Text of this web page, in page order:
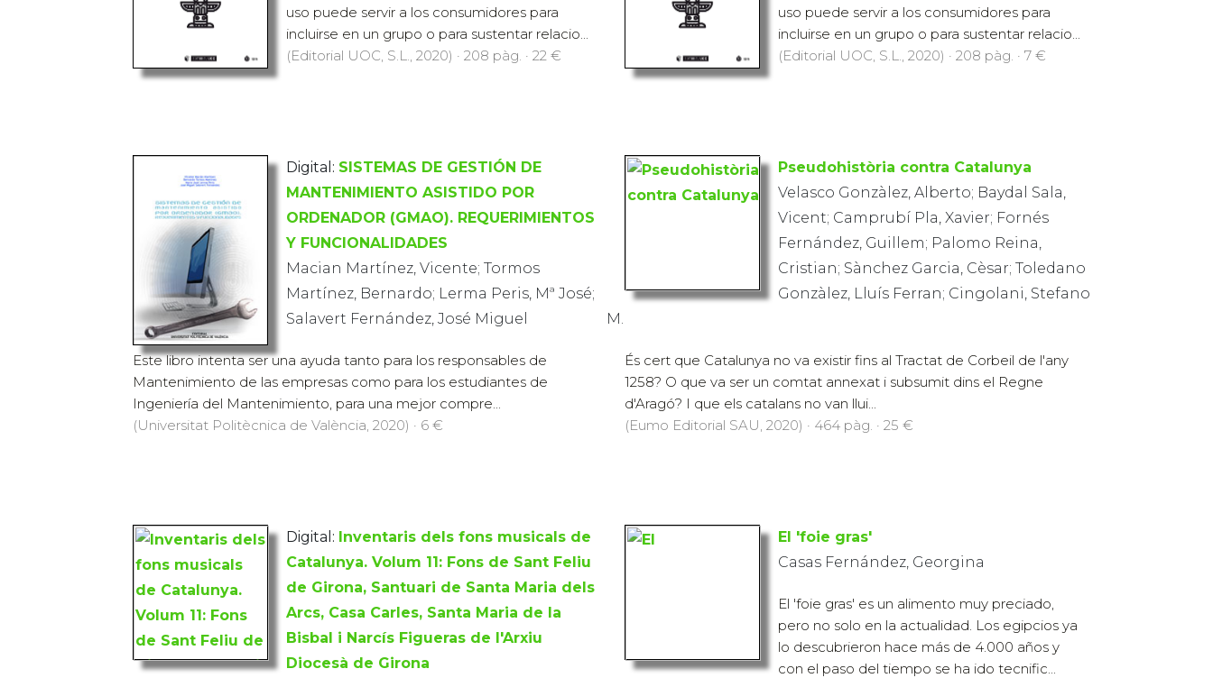
uso puede servir a los consumidores para
incluirse en un grupo o para sustentar relacio...
(Editorial UOC, S.L., 2020) · 208 pàg. · 22 €
uso puede servir a los consumidores para
incluirse en un grupo o para sustentar relacio...
(Editorial UOC, S.L., 2020) · 208 pàg. · 7 €
Digital: SISTEMAS DE GESTIÓN DE
MANTENIMIENTO ASISTIDO POR
ORDENADOR (GMAO). REQUERIMIENTOS
Y FUNCIONALIDADES
Macian Martínez, Vicente; Tormos
Martínez, Bernardo; Lerma Peris, Mª José;
Salavert Fernández, José Miguel
Este libro intenta ser una ayuda tanto para los responsables de
Mantenimiento de las empresas como para los estudiantes de
Ingeniería del Mantenimiento, para una mejor compre...
(Universitat Politècnica de València, 2020) · 6 €
Pseudohistòria contra Catalunya
Velasco Gonzàlez, Alberto; Baydal Sala,
Vicent; Camprubí Pla, Xavier; Fornés
Fernández, Guillem; Palomo Reina,
Cristian; Sànchez Garcia, Cèsar; Toledano
Gonzàlez, Lluís Ferran; Cingolani, Stefano
M.
És cert que Catalunya no va existir fins al Tractat de Corbeil de l'any
1258? O que va ser un comtat annexat i subsumit dins el Regne
d'Aragó? I que els catalans no van llui...
(Eumo Editorial SAU, 2020) · 464 pàg. · 25 €
Digital: Inventaris dels fons musicals de
Catalunya. Volum 11: Fons de Sant Feliu
de Girona, Santuari de Santa Maria dels
Arcs, Casa Carles, Santa Maria de la
Bisbal i Narcís Figueras de l'Arxiu
Diocesà de Girona
El 'foie gras'
Casas Fernández, Georgina
El 'foie gras' es un alimento muy preciado,
pero no solo en la actualidad. Los egipcios ya
lo descubrieron hace más de 4.000 años y
con el paso del tiempo se ha ido tecnific...